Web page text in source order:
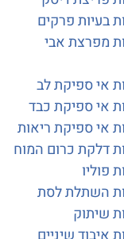
פרקים
אבי
לב
כבד
ריאות
כרום המוח
לסת